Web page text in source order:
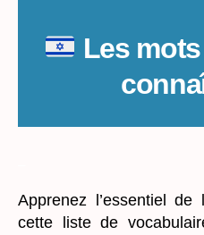
Les
Apprenez l’essentiel de
cette liste de